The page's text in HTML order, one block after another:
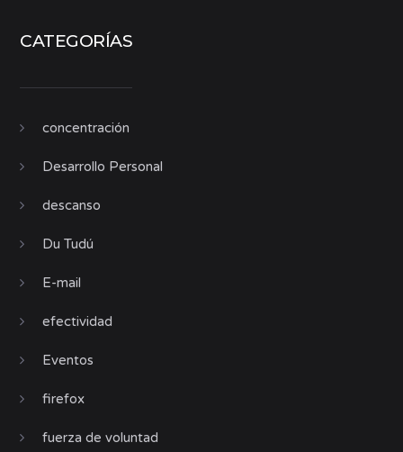
CATEGORÍAS
concentración
Desarrollo Personal
descanso
Du Tudú
E-mail
efectividad
Eventos
firefox
fuerza de voluntad